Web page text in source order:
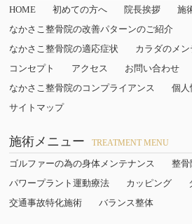
HOME 初めての方へ 院長挨拶 施
なかさこ整骨院の改善パターンのご紹介
なかさこ整骨院の適応症状
カラダのメ
コンセプト
アクセス
お問い合わせ
なかさこ整骨院のコンプライアンス
個人
サイトマップ
施術メニュー TREATMENT MENU
ゴルファーの為の身体メンテナンス
整
パワープラント運動療法
カッピング
交通事故特化施術
バランス整体